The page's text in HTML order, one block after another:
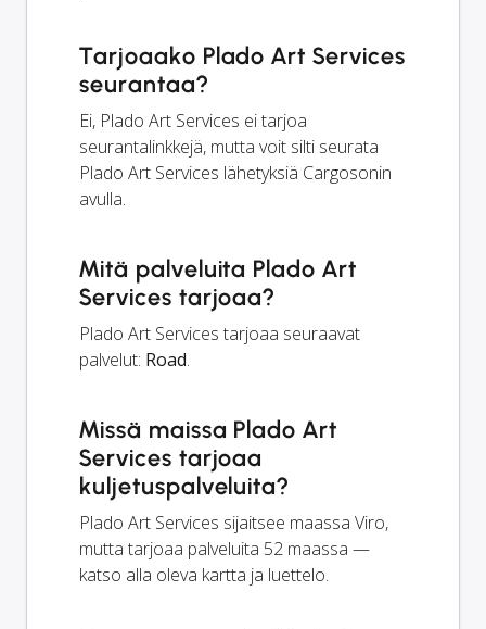
Tarjoaako Plado Art Services
seurantaa?
Ei, Plado Art Services ei tarjoa
seurantalinkkejä, mutta voit silti seurata
Plado Art Services lähetyksiä Cargosonin
avulla.
Mitä palveluita Plado Art
Services tarjoaa?
Plado Art Services tarjoaa seuraavat
palvelut: Road.
Missä maissa Plado Art
Services tarjoaa
kuljetuspalveluita?
Plado Art Services sijaitsee maassa Viro,
mutta tarjoaa palveluita 52 maassa —
katso alla oleva kartta ja luettelo.